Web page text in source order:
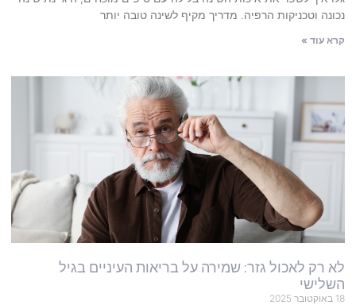
נכונה וטכניקות הרפיה. מדריך מקיף לשינה טובה יותר
קרא עוד »
לא רק לאכול גזר: שמירה על בריאות העיניים בגיל
השלישי
18 באוקטובר 2025